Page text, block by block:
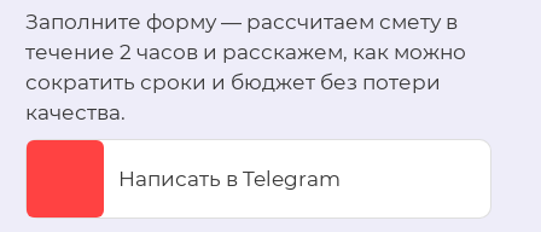
Заполните форму — рассчитаем смету в
течение 2 часов и расскажем, как можно
сократить сроки и бюджет без потери
качества.
Написать в Telegram